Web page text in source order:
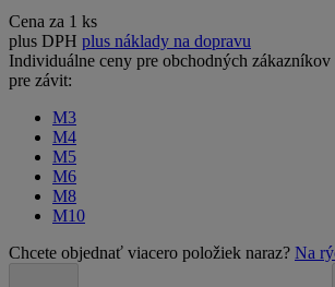
Cena za 1 ks
plus DPH plus náklady na dopravu
Individuálne ceny pre obchodných zákazníkov
pre závit:
M3
M4
M5
M6
M8
M10
Chcete objednať viacero položiek naraz? Na